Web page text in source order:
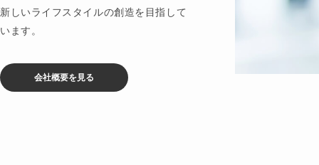
新しいライフスタイルの創造を目指して
います。
会社概要を見る